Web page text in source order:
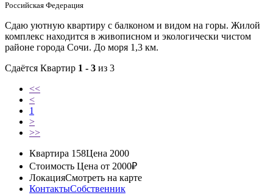
Российская Федерация
Сдаю уютную квартиру с балконом и видом на горы. Жилой
комплекс находится в живописном и экологически чистом
районе города Сочи. До моря 1,3 км.
Сдаётся Квартир 1 - 3 из 3
<<
<
1
>
>>
Квартира 158Цена 2000
Стоимость Цена от 2000₽
ЛокацияСмотреть на карте
КонтактыСобственник